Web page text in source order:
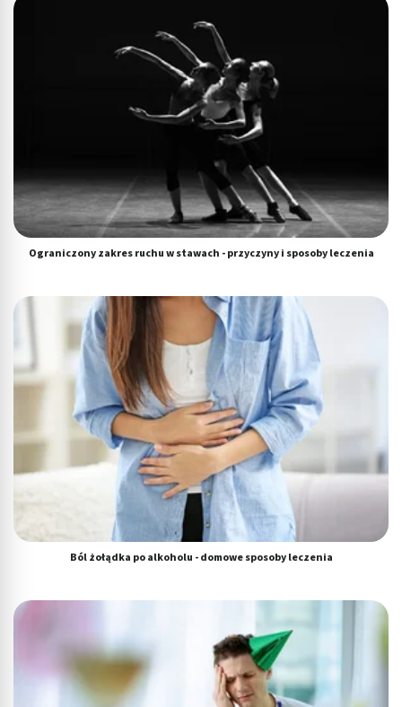
Ograniczony zakres ruchu w stawach - przyczyny i sposoby leczenia
Ból żołądka po alkoholu - domowe sposoby leczenia